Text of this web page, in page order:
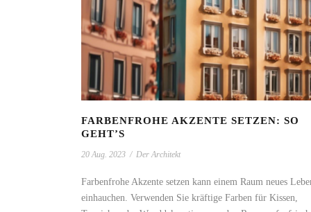
FARBENFROHE AKZENTE SETZEN: SO
GEHT’S
20 Aug. 2023 / Der Architekt
Farbenfrohe Akzente setzen kann einem Raum neues
einhauchen. Verwenden Sie kräftige Farben für Kissen,